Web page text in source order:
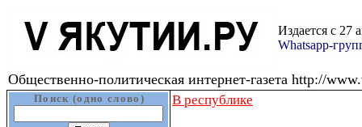
Издается с 27
Whatsapp-
Общественно-политическая интернет-газета http://
Поиск (одно слово) В республике